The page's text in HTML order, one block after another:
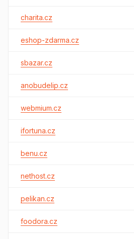
charita.cz
eshop-zdarma.cz
sbazar.cz
anobudelip.cz
webmium.cz
ifortuna.cz
benu.cz
nethost.cz
pelikan.cz
foodora.cz